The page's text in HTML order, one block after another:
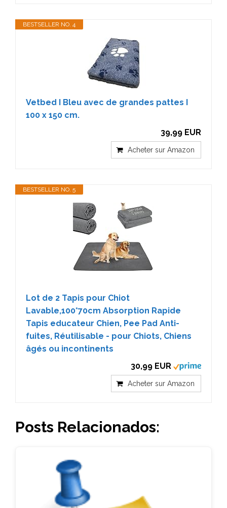
BESTSELLER NO. 4
Vetbed I Bleu avec de grandes pattes I
100 x 150 cm.
39,99 EUR
Acheter sur Amazon
BESTSELLER NO. 5
Lot de 2 Tapis pour Chiot
Lavable,100*70cm Absorption Rapide
Tapis educateur Chien, Pee Pad Anti-
fuites, Réutilisable - pour Chiots, Chiens
âgés ou incontinents
30,99 EUR
Acheter sur Amazon
Posts Relacionados: